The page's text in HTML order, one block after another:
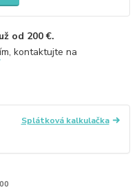
od 200 €.
kontaktujte na
Splátková kalkulačka